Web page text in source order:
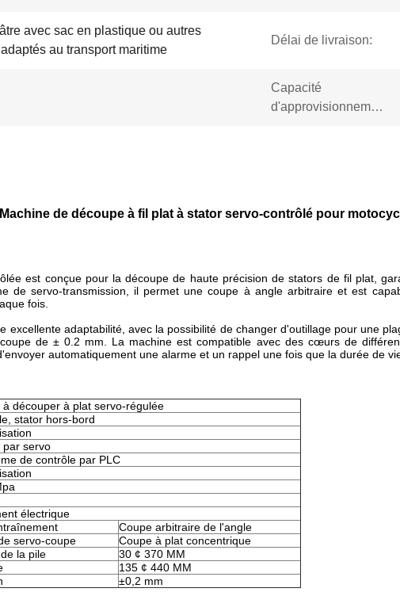
avec sac en plastique ou autres
au transport maritime
Délai de livraison:
Capacité
d'approvisionnement:
Machine de découpe à fil plat à stator servo-contrôlé pour
est conçue pour la découpe de haute précision de stators de fil plat,
de servo-transmission, il permet une coupe à angle arbitraire et est
fois.
excellente adaptabilité, avec la possibilité de changer d'outillage pour une
de ± 0.2 mm. La machine est compatible avec des cœurs de
automatiquement une alarme et un rappel une fois que la durée de
à découper à plat servo-régulée
stator hors-bord
par servo
de contrôle par PLC
électrique
Coupe arbitraire de l'angle
servo-coupe
Coupe à plat concentrique
la pile
30 ¢ 370 MM
135 ¢ 440 MM
±0,2 mm